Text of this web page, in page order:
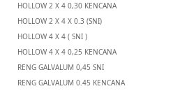
HOLLOW 2 X 4 0,30 KENCANA
HOLLOW 2 X 4 X 0.3 (SNI)
HOLLOW 4 X 4 ( SNI )
HOLLOW 4 X 4 0,25 KENCANA
RENG GALVALUM 0,45 SNI
RENG GALVALUM 0.45 KENCANA